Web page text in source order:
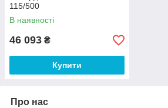
115/500
В наявності
46 093 ₴
Купити
Про нас